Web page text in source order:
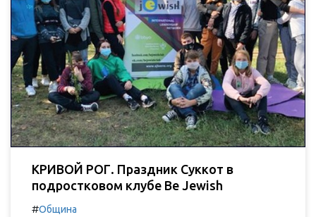
КРИВОЙ РОГ. Праздник Суккот в
подростковом клубе Be Jewish
#Община